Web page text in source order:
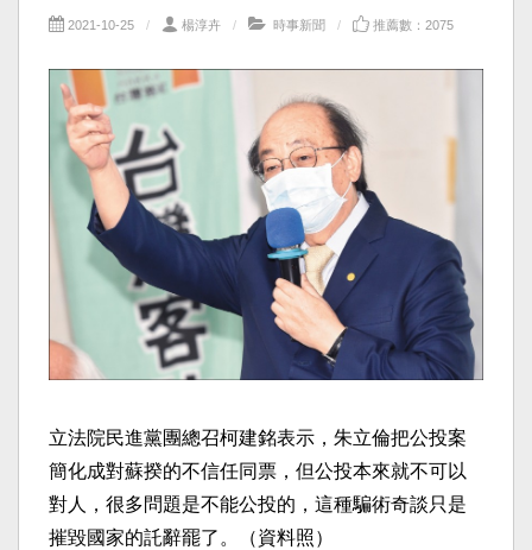
2021-10-25 楊淳卉 時事新聞 推薦數：2075
立法院民進黨團總召柯建銘表示，朱立倫把公投案
簡化成對蘇揆的不信任同票，但公投本來就不可以
對人，很多問題是不能公投的，這種騙術奇談只是
摧毀國家的託辭罷了。（資料照）